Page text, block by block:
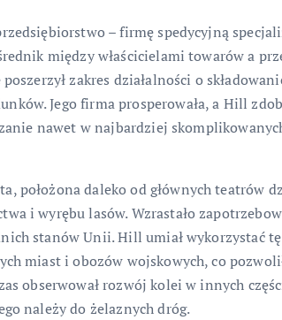
– firmę spedycyjną
między właścicielami towarów a
zakres działalności o
Jego firma prosperowała, a Hill
nawet w najbardziej
położona daleko od głównych teatrów
i wyrębu lasów. Wzrastało
stanów Unii. Hill umiał wykorzystać
miast i obozów wojskowych, co
obserwował rozwój kolei w innych
należy do żelaznych dróg.